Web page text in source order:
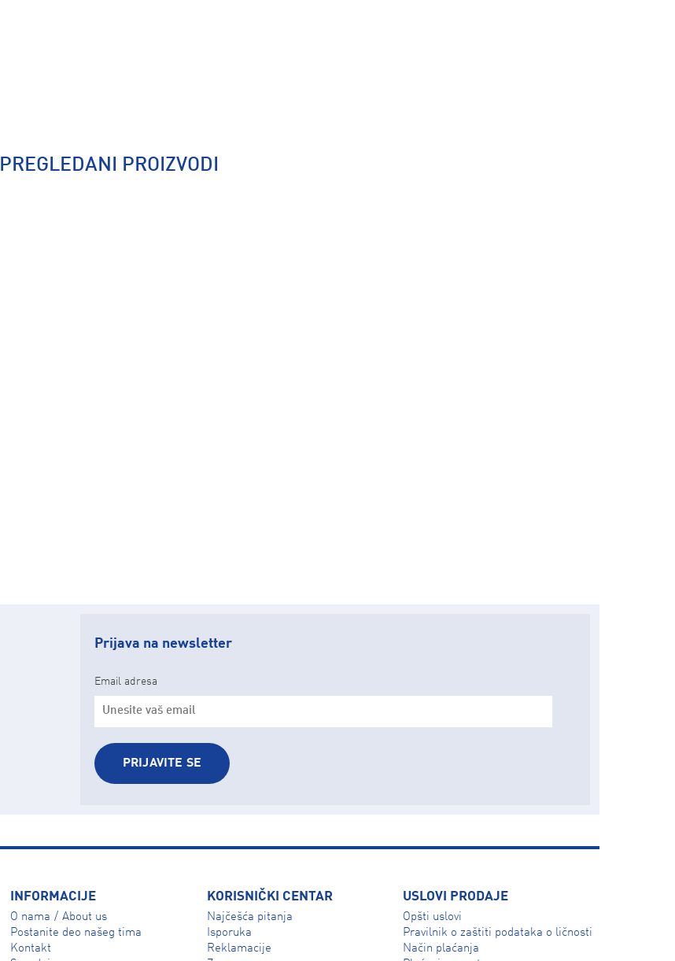
PREGLEDANI PROIZVODI
Prijava na newsletter
Email adresa
PRIJAVITE SE
INFORMACIJE
O nama / About us
Postanite deo našeg tima
Kontakt
KORISNIČKI CENTAR
Najčešća pitanja
Isporuka
Reklamacije
USLOVI PRODAJE
Opšti uslovi
Pravilnik o zaštiti podataka o ličnosti
Način plaćanja